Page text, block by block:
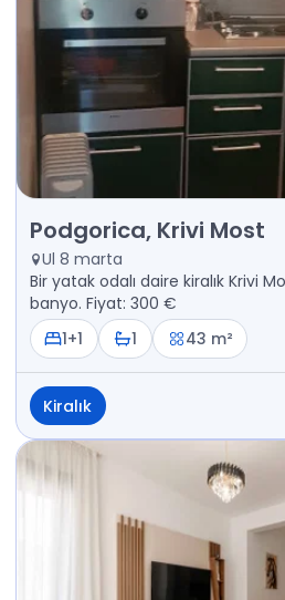
Kiralık - Daire Podgorica, Krivi
Podgorica, Krivi Most
Ul 8 marta
Bir yatak odalı daire kiralık Krivi
banyo. Fiyat: 300 €
1+1
1 43 m²
Kiralık